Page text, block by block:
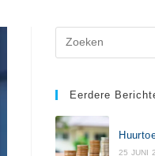
Eerdere
25 JUNI